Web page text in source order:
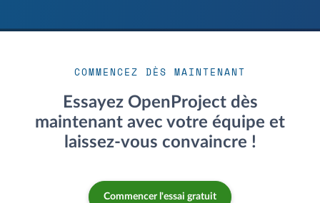
COMMENCEZ DÈS MAINTENANT
Essayez OpenProject dès
maintenant avec votre équipe et
laissez-vous convaincre !
Commencer l'essai gratuit